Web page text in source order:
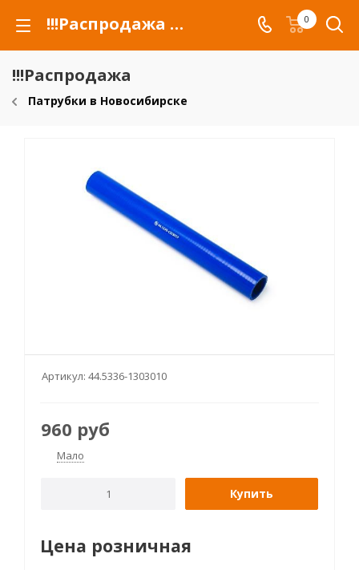
!!!Распродажа для автомобилей российских марок и сельхозтехники 0
!!!Распродажа
Патрубки в Новосибирске
Артикул: 44.5336-1303010
960 руб
Мало
Купить
Цена розничная